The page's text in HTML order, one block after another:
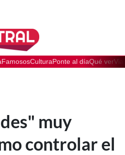
FamososCulturaPonte al díaQué ver
muy
controlar el